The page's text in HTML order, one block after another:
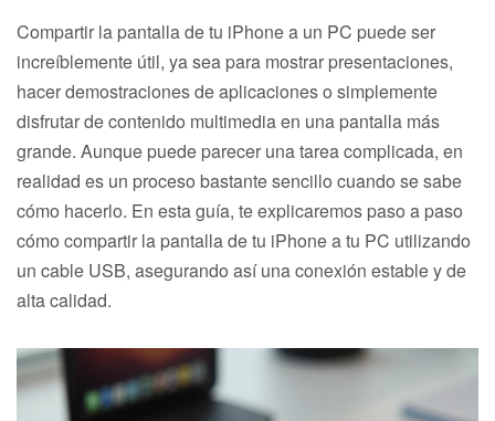
Compartir la pantalla de tu iPhone a un PC puede ser
increíblemente útil, ya sea para mostrar presentaciones,
hacer demostraciones de aplicaciones o simplemente
disfrutar de contenido multimedia en una pantalla más
grande. Aunque puede parecer una tarea complicada, en
realidad es un proceso bastante sencillo cuando se sabe
cómo hacerlo. En esta guía, te explicaremos paso a paso
cómo compartir la pantalla de tu iPhone a tu PC utilizando
un cable USB, asegurando así una conexión estable y de
alta calidad.